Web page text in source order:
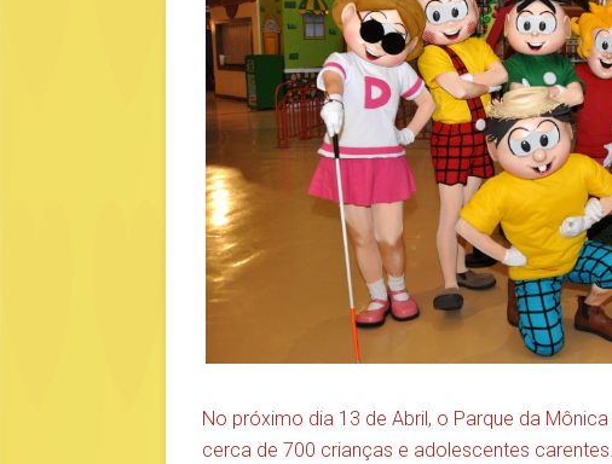
No próximo dia 13 de Abril, o Parque da
cerca de 700 crianças e adolescentes